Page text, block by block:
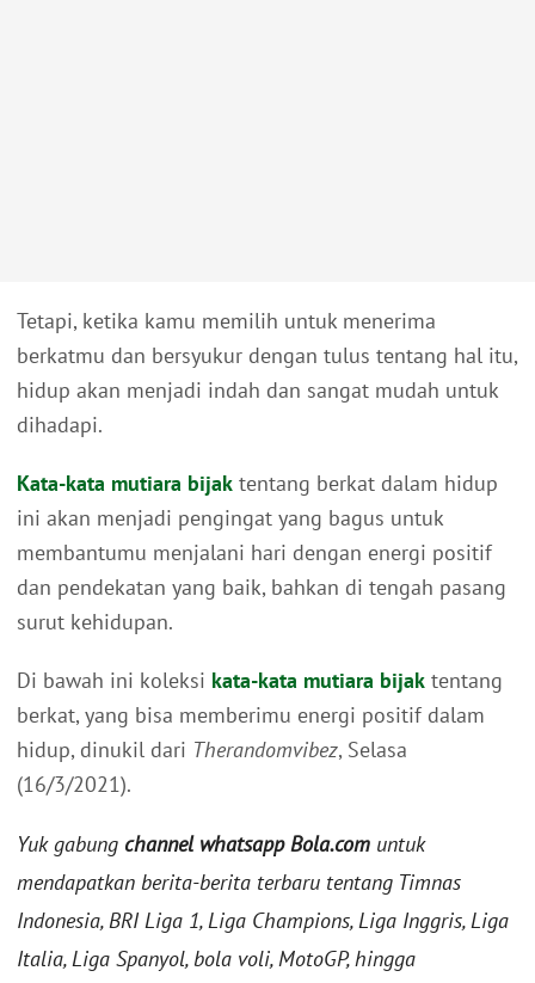
Tetapi, ketika kamu memilih untuk menerima
berkatmu dan bersyukur dengan tulus tentang hal itu,
hidup akan menjadi indah dan sangat mudah untuk
dihadapi.
Kata-kata mutiara bijak tentang berkat dalam hidup
ini akan menjadi pengingat yang bagus untuk
membantumu menjalani hari dengan energi positif
dan pendekatan yang baik, bahkan di tengah pasang
surut kehidupan.
Di bawah ini koleksi kata-kata mutiara bijak tentang
berkat, yang bisa memberimu energi positif dalam
hidup, dinukil dari Therandomvibez, Selasa
(16/3/2021).
Yuk gabung channel whatsapp Bola.com untuk
mendapatkan berita-berita terbaru tentang Timnas
Indonesia, BRI Liga 1, Liga Champions, Liga Inggris, Liga
Italia, Liga Spanyol, bola voli, MotoGP, hingga